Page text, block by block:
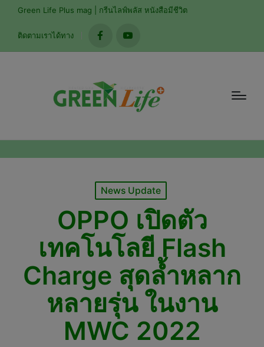
Green Life Plus mag | กรีนไลฟ์พลัส หนังสือมีชีวิต
ติดตามเราได้ทาง
facebookyoutube
Posted
News Update
OPPO เปิดตัว
เทคโนโลยี Flash
Charge สุดล้ำหลาก
หลายรุ่น ในงาน
MWC 2022
modal-check